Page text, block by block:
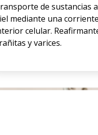
de sustancias
mediante una
celular.
y varices.